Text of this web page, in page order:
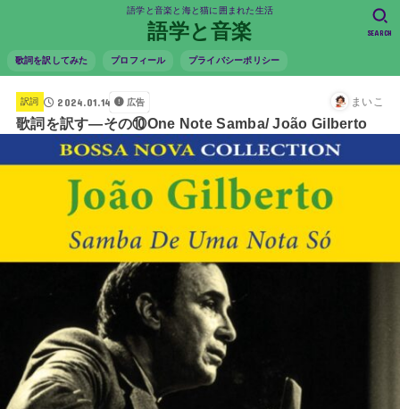
語学と音楽と海と猫に囲まれた生活
語学と音楽
歌詞を訳してみた プロフィール プライバシーポリシー
SEARCH
訳詞 2024.01.14 広告 まいこ
歌詞を訳す―その⑩One Note Samba/ João Gilberto